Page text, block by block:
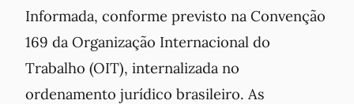
Informada, conforme previsto na Convenção
169 da Organização Internacional do
Trabalho (OIT), internalizada no
ordenamento jurídico brasileiro. As